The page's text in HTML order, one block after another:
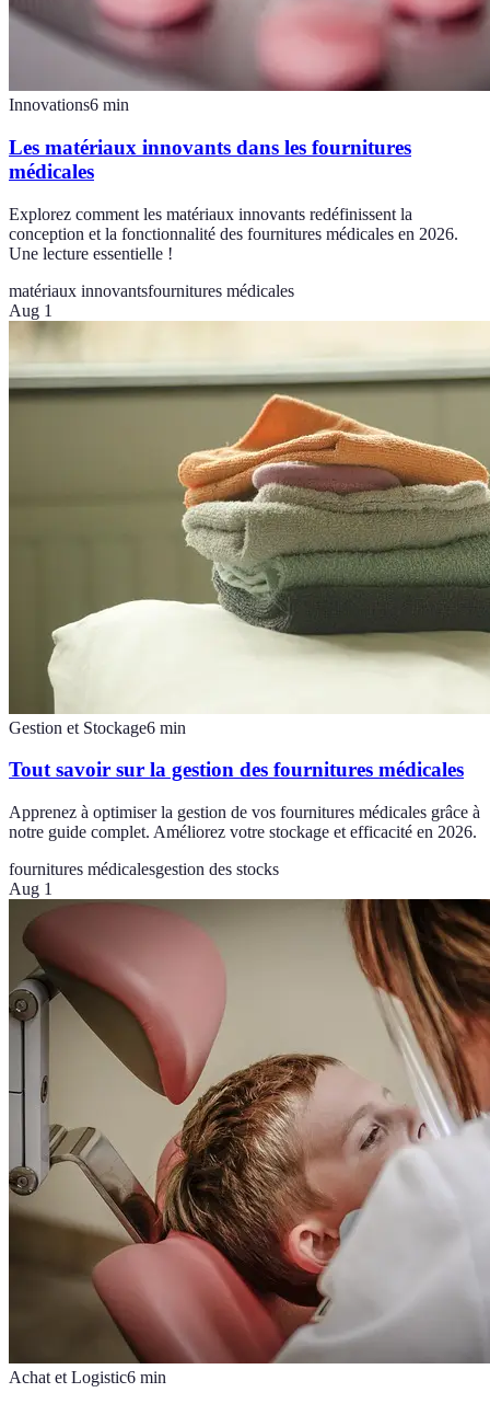
Innovations6 min
Les matériaux innovants dans les fournitures
médicales
Explorez comment les matériaux innovants redéfinissent la
conception et la fonctionnalité des fournitures médicales en 2026.
Une lecture essentielle !
matériaux innovantsfournitures médicales
Aug 1
Gestion et Stockage6 min
Tout savoir sur la gestion des fournitures médicales
Apprenez à optimiser la gestion de vos fournitures médicales grâce à
notre guide complet. Améliorez votre stockage et efficacité en 2026.
fournitures médicalesgestion des stocks
Aug 1
Achat et Logistic6 min